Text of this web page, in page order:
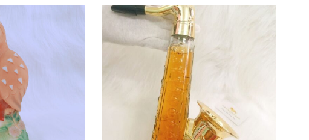
nung có thể tạo ra sự khác biệt,
đòi hỏi nhiều kỹ năng hơn so
kỷ niệm và các dịp khác từ
khắc ở giữa. Trong phong thủy,
đỏ tượng trưng cho may mắn
và sức sống.